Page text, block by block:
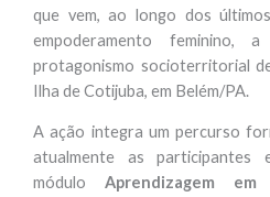
que vem, ao longo dos
empoderamento
protagonismo socioterritorial
Ilha de Cotijuba, em Belém/PA.
A ação integra um percurso
atualmente as participantes
módulo Aprendizagem em